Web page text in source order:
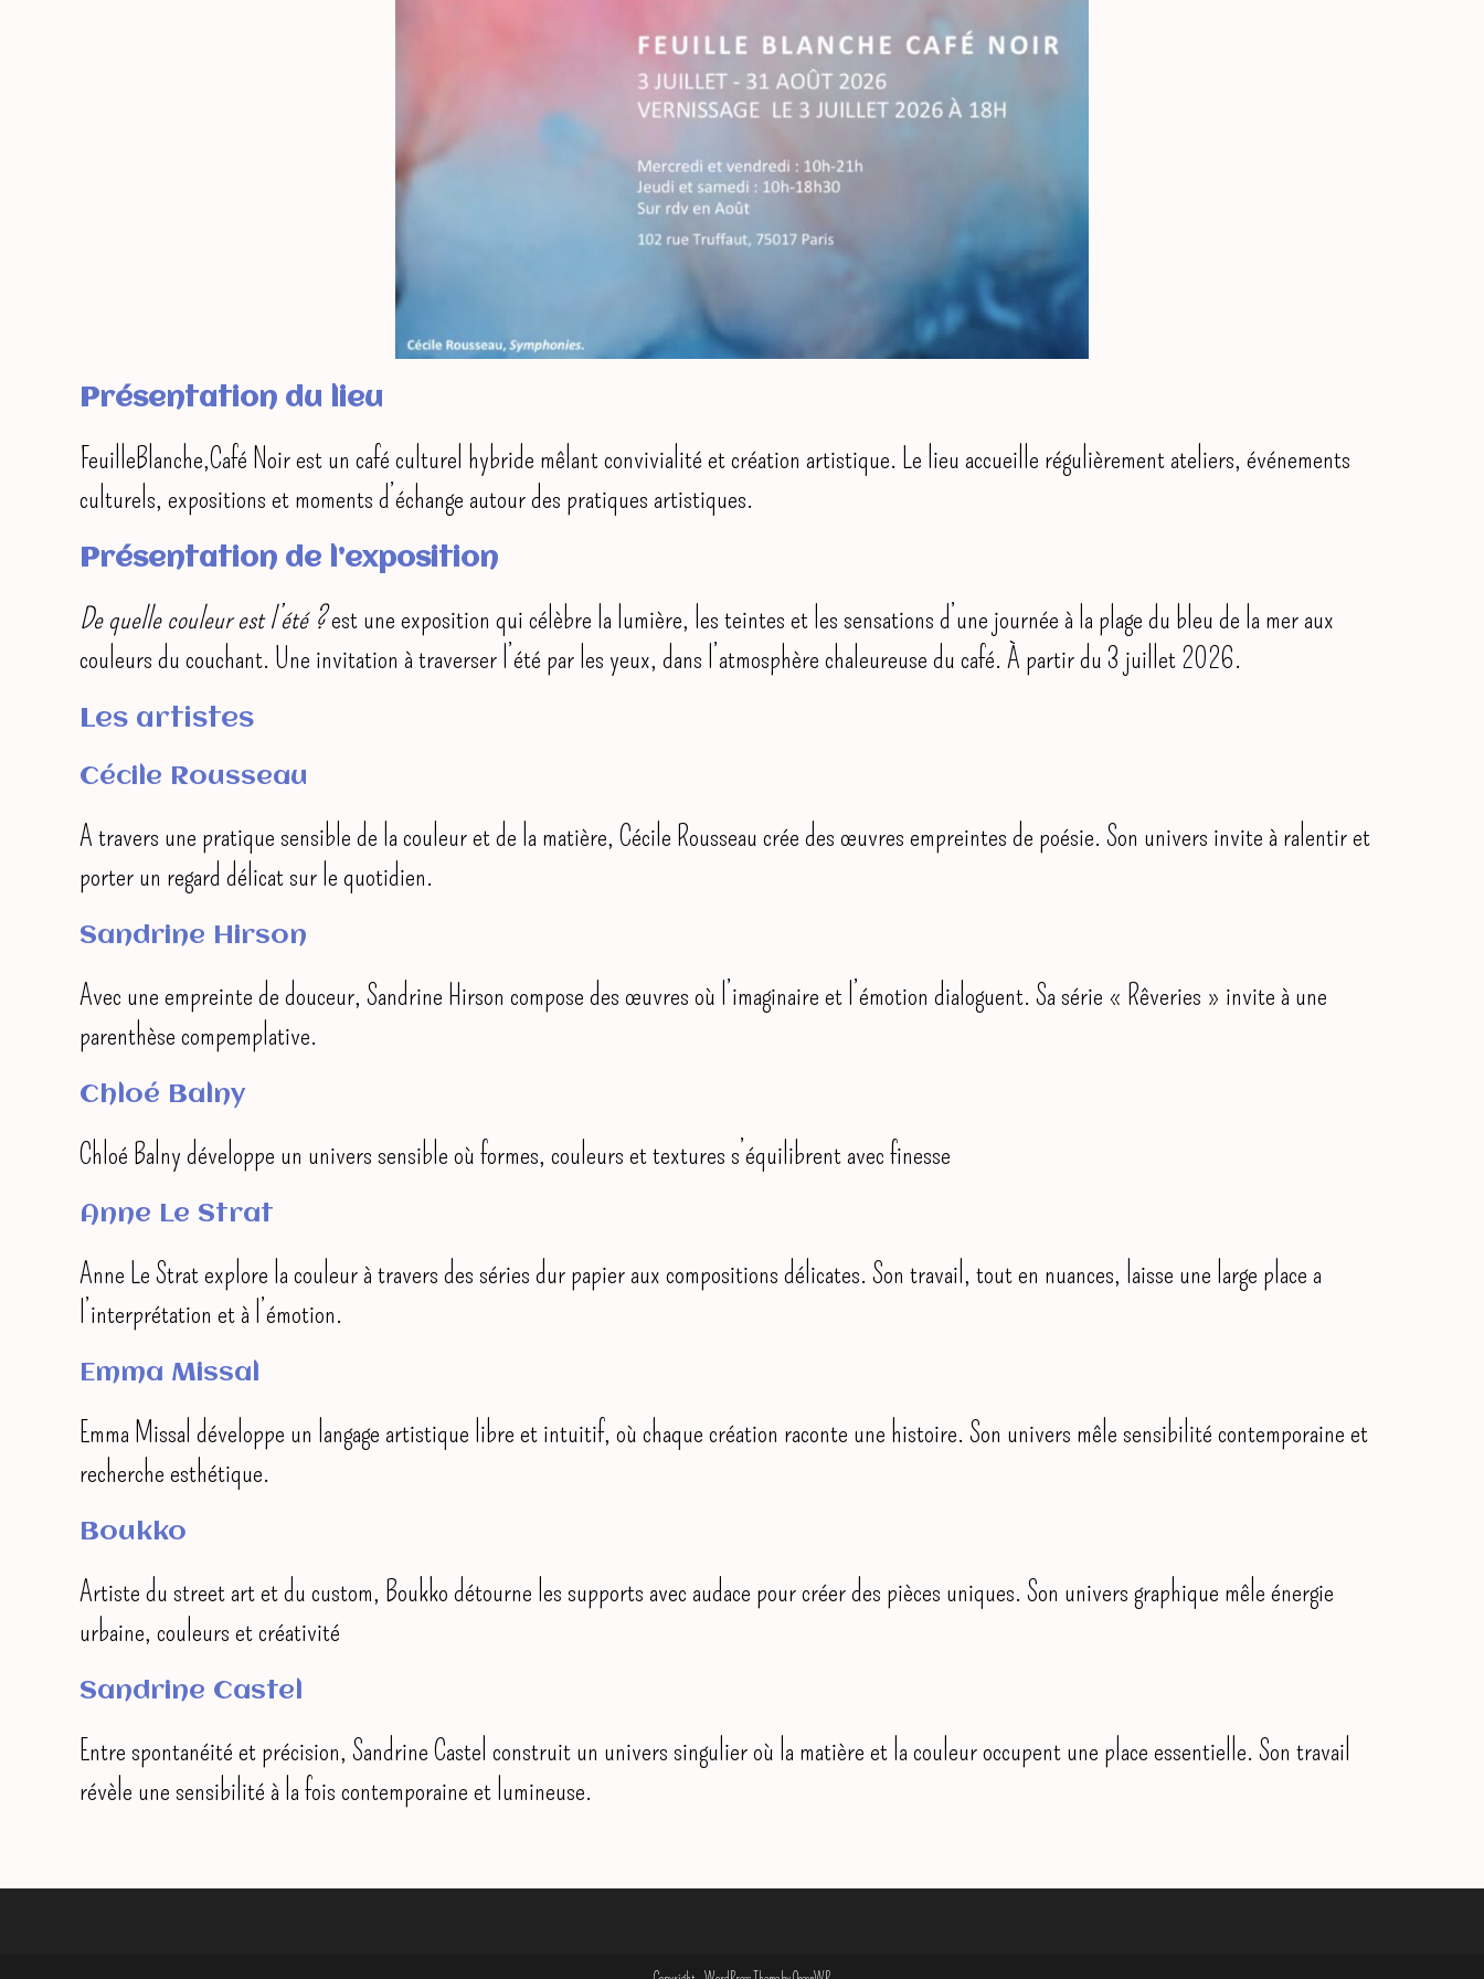
Présentation du lieu
FeuilleBlanche,Café Noir est un café culturel hybride mêlant convivialité et création artistique. Le lieu accueille régulièrement ateliers, événements
culturels, expositions et moments d’échange autour des pratiques artistiques.
Présentation de l’exposition
De quelle couleur est l’été ?est une exposition qui célèbre la lumière, les teintes et les sensations d’une journée à la plage du bleu de la mer aux
couleurs du couchant. Une invitation à traverser l’été par les yeux, dans l’atmosphère chaleureuse du café. À partir du 3 juillet 2026.
Les artistes
Cécile Rousseau
A travers une pratique sensible de la couleur et de la matière, Cécile Rousseau crée des œuvres empreintes de poésie. Son univers invite à ralentir et
porter un regard délicat sur le quotidien.
Sandrine Hirson
Avec une empreinte de douceur, Sandrine Hirson compose des œuvres où l’imaginaire et l’émotion dialoguent. Sa série « Rêveries » invite à une
parenthèse compemplative.
Chloé Balny
Chloé Balny développe un univers sensible où formes, couleurs et textures s’équilibrent avec finesse
Anne Le Strat
Anne Le Strat explore la couleur à travers des séries dur papier aux compositions délicates. Son travail, tout en nuances, laisse une large place a
l’interprétation et à l’émotion.
Emma Missal
Emma Missal développe un langage artistique libre et intuitif, où chaque création raconte une histoire. Son univers mêle sensibilité contemporaine et
recherche esthétique.
Boukko
Artiste du street art et du custom, Boukko détourne les supports avec audace pour créer des pièces uniques. Son univers graphique mêle énergie
urbaine, couleurs et créativité
Sandrine Castel
Entre spontanéité et précision, Sandrine Castel construit un univers singulier où la matière et la couleur occupent une place essentielle. Son travail
révèle une sensibilité à la fois contemporaine et lumineuse.